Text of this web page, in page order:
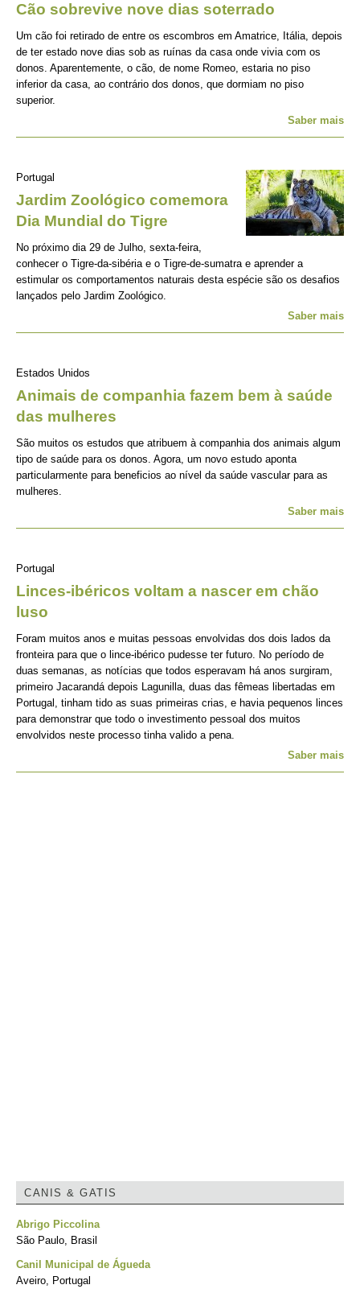
Cão sobrevive nove dias soterrado
Um cão foi retirado de entre os escombros em Amatrice, Itália, depois
de ter estado nove dias sob as ruínas da casa onde vivia com os
donos. Aparentemente, o cão, de nome Romeo, estaria no piso
inferior da casa, ao contrário dos donos, que dormiam no piso
superior.
Saber mais
Portugal
Jardim Zoológico comemora
Dia Mundial do Tigre
No próximo dia 29 de Julho, sexta-feira,
conhecer o Tigre-da-sibéria e o Tigre-de-sumatra e aprender a
estimular os comportamentos naturais desta espécie são os desafios
lançados pelo Jardim Zoológico.
Saber mais
Estados Unidos
Animais de companhia fazem bem à saúde
das mulheres
São muitos os estudos que atribuem à companhia dos animais algum
tipo de saúde para os donos. Agora, um novo estudo aponta
particularmente para beneficios ao nível da saúde vascular para as
mulheres.
Saber mais
Portugal
Linces-ibéricos voltam a nascer em chão
luso
Foram muitos anos e muitas pessoas envolvidas dos dois lados da
fronteira para que o lince-ibérico pudesse ter futuro. No período de
duas semanas, as notícias que todos esperavam há anos surgiram,
primeiro Jacarandá depois Lagunilla, duas das fêmeas libertadas em
Portugal, tinham tido as suas primeiras crias, e havia pequenos linces
para demonstrar que todo o investimento pessoal dos muitos
envolvidos neste processo tinha valido a pena.
Saber mais
CANIS & GATIS
Abrigo Piccolina
São Paulo, Brasil
Canil Municipal de Águeda
Aveiro, Portugal